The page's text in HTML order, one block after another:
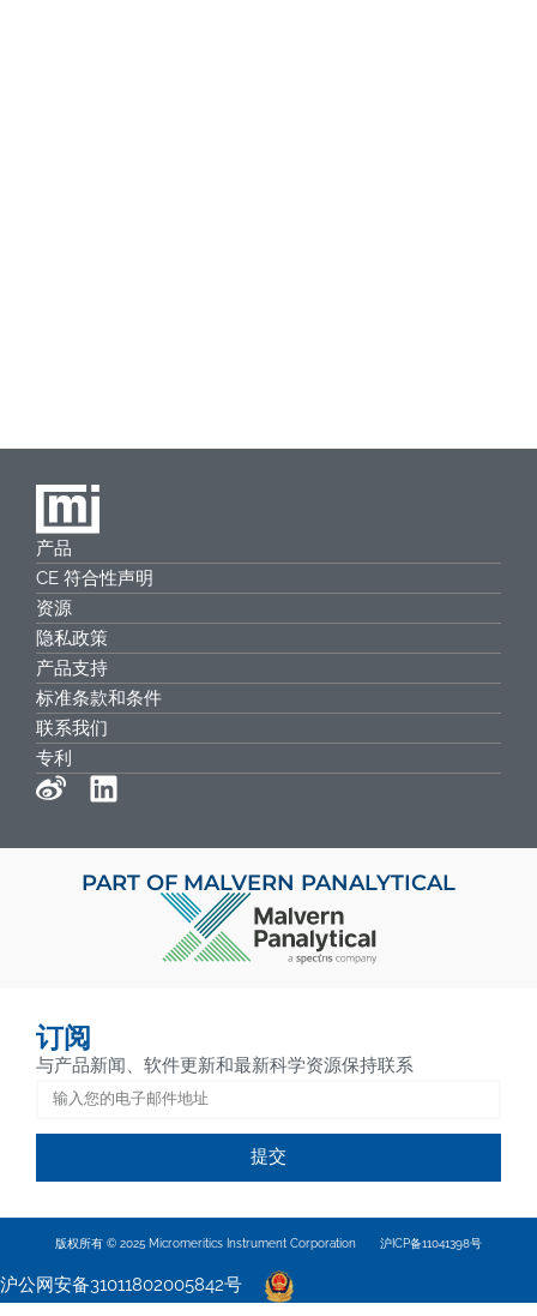
产品
CE 符合性声明
资源
隐私政策
产品支持
标准条款和条件
联系我们
专利
PART OF MALVERN PANALYTICAL
订阅
与产品新闻、软件更新和最新科学资源保持联系
提交
版权所有 © 2025 Micromeritics Instrument Corporation 沪ICP备11041398号
沪公网安备31011802005842号